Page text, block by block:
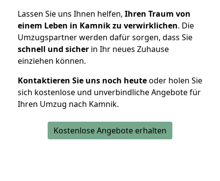
Lassen Sie uns Ihnen helfen, Ihren Traum von
einem Leben in Kamnik zu verwirklichen. Die
Umzugspartner werden dafür sorgen, dass Sie
schnell und sicher in Ihr neues Zuhause
einziehen können.
Kontaktieren Sie uns noch heuteoder holen Sie
sich kostenlose und unverbindliche Angebote für
Ihren Umzug nach Kamnik.
Kostenlose Angebote erhalten